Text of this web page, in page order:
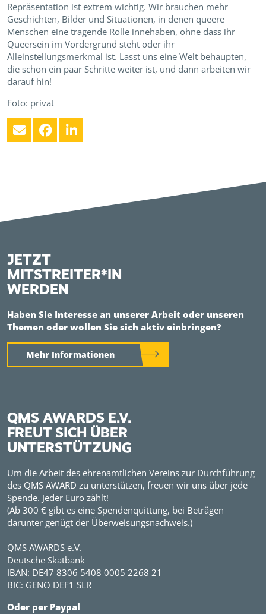
Repräsentation ist extrem wichtig. Wir brauchen mehr
Geschichten, Bilder und Situationen, in denen queere
Menschen eine tragende Rolle innehaben, ohne dass ihr
Queersein im Vordergrund steht oder ihr
Alleinstellungsmerkmal ist. Lasst uns eine Welt behaupten,
die schon ein paar Schritte weiter ist, und dann arbeiten wir
darauf hin!
Foto: privat
JETZT
MITSTREITER*IN
WERDEN
Haben Sie Interesse an unserer Arbeit oder unseren
Themen oder wollen Sie sich aktiv einbringen?
Mehr Informationen
QMS AWARDS E.V.
FREUT SICH ÜBER
UNTERSTÜTZUNG
Um die Arbeit des ehrenamtlichen Vereins zur Durchführung
des QMS AWARD zu unterstützen, freuen wir uns über jede
Spende. Jeder Euro zählt!
(Ab 300 € gibt es eine Spendenquittung, bei Beträgen
darunter genügt der Überweisungsnachweis.)
QMS AWARDS e.V.
Deutsche Skatbank
IBAN: DE47 8306 5408 0005 2268 21
BIC: GENO DEF1 SLR
Oder per Paypal